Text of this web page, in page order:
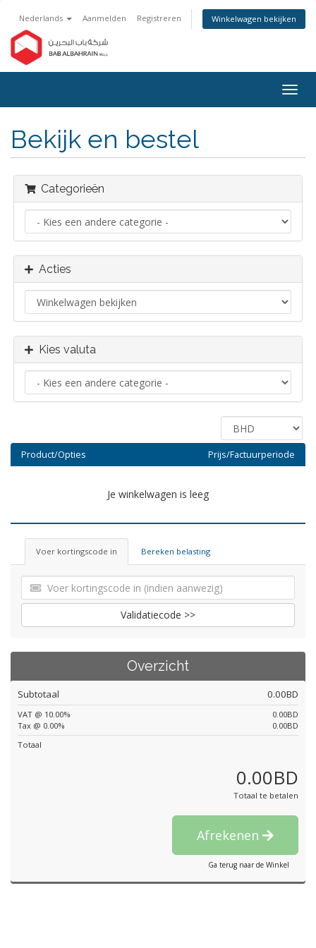
Nederlands Aanmelden Registreren Winkelwagen bekijken
in-/
Bekijk en bestel
Categorieën
Acties
Kies valuta
Product/Opties Prijs/Factuurperiode
Je winkelwagen is leeg
Voer kortingscode in Bereken belasting
Validatiecode >>
Overzicht
Subtotaal 0.00BD
VAT @ 10.00%
0.00BD
Tax @ 0.00%
0.00BD
Totaal
0.00BD
Totaal te betalen
Afrekenen
Ga terug naar de Winkel